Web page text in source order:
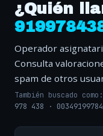
¿Quién
Operador
Consulta
spam de otros
También buscado como:
978 438 ·